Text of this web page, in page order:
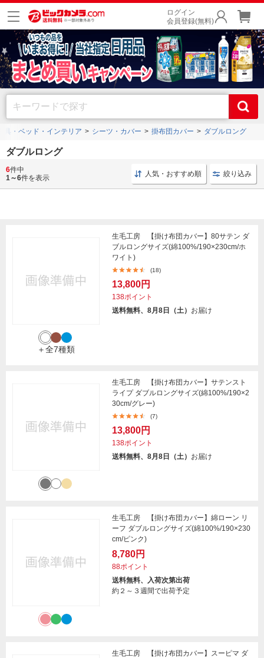
ログイン
会員登録(無料)
具・ベッド・インテリア シーツ・カバー 掛布団カバー ダブルロング
ダブルロング
寝具 > ダブルロング 寝具 インテリア 寝具 生毛工房
6件中
1～6件を表示 人気・おすすめ順 絞り込み
＋全7種類
生毛工房 【掛け布団カバー】80サテン ダ
ブルロングサイズ(綿100%/190×230cm/ホ
ワイト)
(18)
13,800円
138ポイント
送料無料、8月8日（土） お届け
生毛工房 【掛け布団カバー】サテンスト
ライプ ダブルロングサイズ(綿100%/190×2
30cm/グレー)
(7)
13,800円
138ポイント
送料無料、8月8日（土） お届け
生毛工房 【掛け布団カバー】綿ローン リ
ーフ ダブルロングサイズ(綿100%/190×230
cm/ピンク)
8,780円
88ポイント
送料無料、入荷次第出荷
約２～３週間で出荷予定
生毛工房 【掛け布団カバー】スーピマ ダ